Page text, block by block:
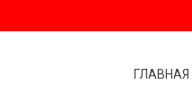
ГЛАВНАЯ